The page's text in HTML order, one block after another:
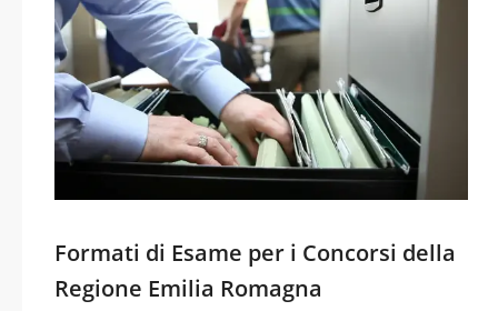
Formati di Esame per i Concorsi della
Regione Emilia Romagna